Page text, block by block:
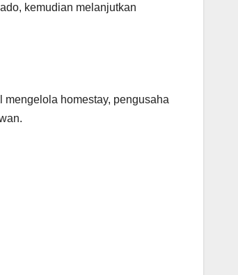
kemudian melanjutkan
homestay, pengusaha